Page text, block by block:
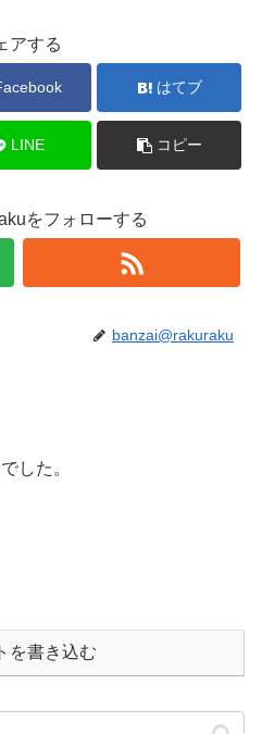
アする
はてブ
LINE コピー
をフォローする
banzai@rakuraku
した。
を書き込む